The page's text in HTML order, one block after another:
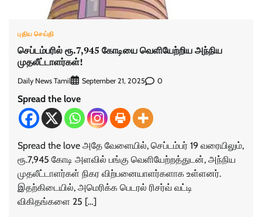
புதிய செய்தி
செப்டம்பரில் ரூ.7,945 கோடியை வெளியேற்றிய அந்நிய
முதலீட்டாளர்கள்!
Daily News Tamil September 21, 2025 0
Spread the love
Spread the love அதே வேளையில், செப்டம்பர் 19 வரையிலும்,
ரூ.7,945 கோடி அளவில் பங்கு வெளியேற்றத்துடன், அந்நிய
முதலீட்டாளர்கள் நிகர விற்பனையாளர்களாக உள்ளனர்.
இதற்கிடையில், அமெரிக்க பெடரல் ரிசர்வ் வட்டி
விகிதங்களை 25 […]